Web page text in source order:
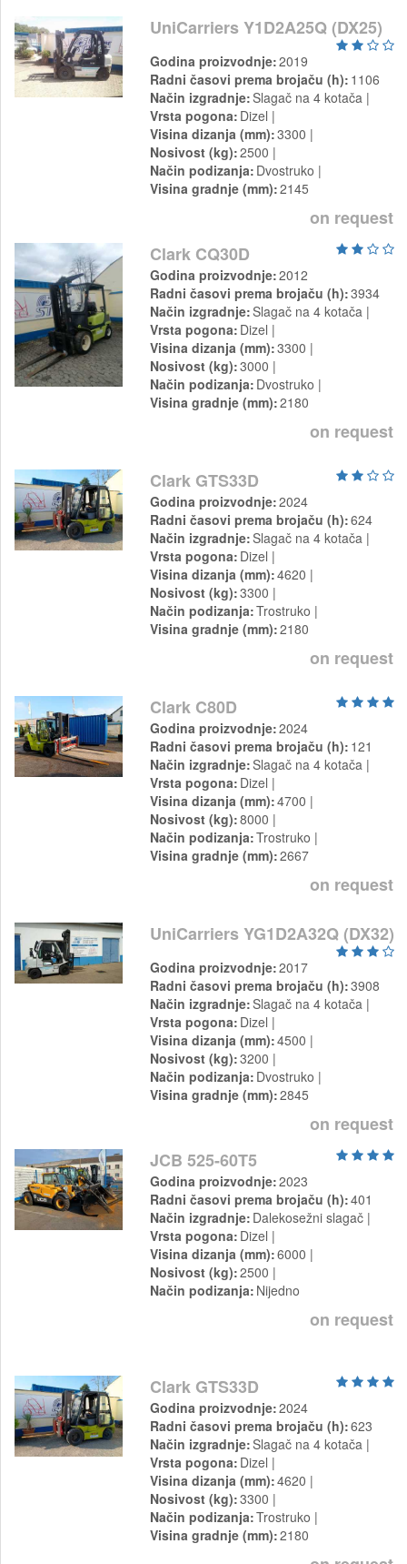
UniCarriers Y1D2A25Q (DX25)
Godina proizvodnje 2019
Radni časovi prema brojaču (h) 1106
Način izgradnje Slagač na 4 kotača
Vrsta pogona Dizel
Visina dizanja (mm) 3300
Nosivost (kg) 2500
Način podizanja Dvostruko
Visina gradnje (mm) 2145
on request
Clark CQ30D
Godina proizvodnje 2012
Radni časovi prema brojaču (h) 3934
Način izgradnje Slagač na 4 kotača
Vrsta pogona Dizel
Visina dizanja (mm) 3300
Nosivost (kg) 3000
Način podizanja Dvostruko
Visina gradnje (mm) 2180
on request
Clark GTS33D
Godina proizvodnje 2024
Radni časovi prema brojaču (h) 624
Način izgradnje Slagač na 4 kotača
Vrsta pogona Dizel
Visina dizanja (mm) 4620
Nosivost (kg) 3300
Način podizanja Trostruko
Visina gradnje (mm) 2180
on request
Clark C80D
Godina proizvodnje 2024
Radni časovi prema brojaču (h) 121
Način izgradnje Slagač na 4 kotača
Vrsta pogona Dizel
Visina dizanja (mm) 4700
Nosivost (kg) 8000
Način podizanja Trostruko
Visina gradnje (mm) 2667
on request
UniCarriers YG1D2A32Q (DX32)
Godina proizvodnje 2017
Radni časovi prema brojaču (h) 3908
Način izgradnje Slagač na 4 kotača
Vrsta pogona Dizel
Visina dizanja (mm) 4500
Nosivost (kg) 3200
Način podizanja Dvostruko
Visina gradnje (mm) 2845
on request
JCB 525-60T5
Godina proizvodnje 2023
Radni časovi prema brojaču (h) 401
Način izgradnje Dalekosežni slagač
Vrsta pogona Dizel
Visina dizanja (mm) 6000
Nosivost (kg) 2500
Način podizanja Nijedno
on request
Clark GTS33D
Godina proizvodnje 2024
Radni časovi prema brojaču (h) 623
Način izgradnje Slagač na 4 kotača
Vrsta pogona Dizel
Visina dizanja (mm) 4620
Nosivost (kg) 3300
Način podizanja Trostruko
Visina gradnje (mm) 2180